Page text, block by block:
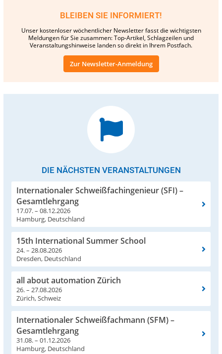
BLEIBEN SIE INFORMIERT!
Unser kostenloser wöchentlicher Newsletter fasst die wichtigsten
Meldungen für Sie zusammen: Top-Artikel, Schlagzeilen und
Veranstaltungshinweise landen so direkt in Ihrem Postfach.
Zur Newsletter-Anmeldung
DIE NÄCHSTEN VERANSTALTUNGEN
Internationaler Schweißfachingenieur (SFI) –
Gesamtlehrgang
17.07. – 08.12.2026
Hamburg, Deutschland
15th International Summer School
24. – 28.08.2026
Dresden, Deutschland
all about automation Zürich
26. – 27.08.2026
Zürich, Schweiz
Internationaler Schweißfachmann (SFM) –
Gesamtlehrgang
31.08. – 01.12.2026
Hamburg, Deutschland